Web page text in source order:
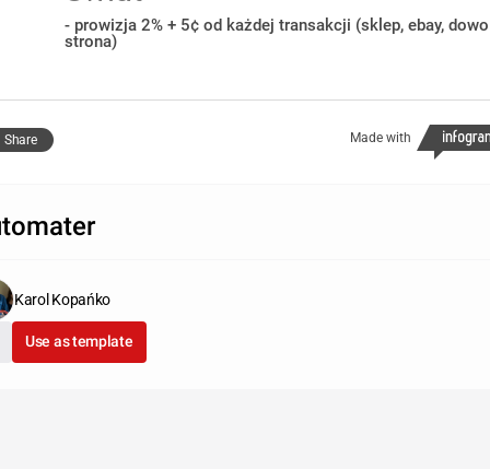
- prowizja 2% + 5¢ od każdej transakcji (sklep, ebay,
strona)
Made with
Share
Karol Kopańko
Use as template